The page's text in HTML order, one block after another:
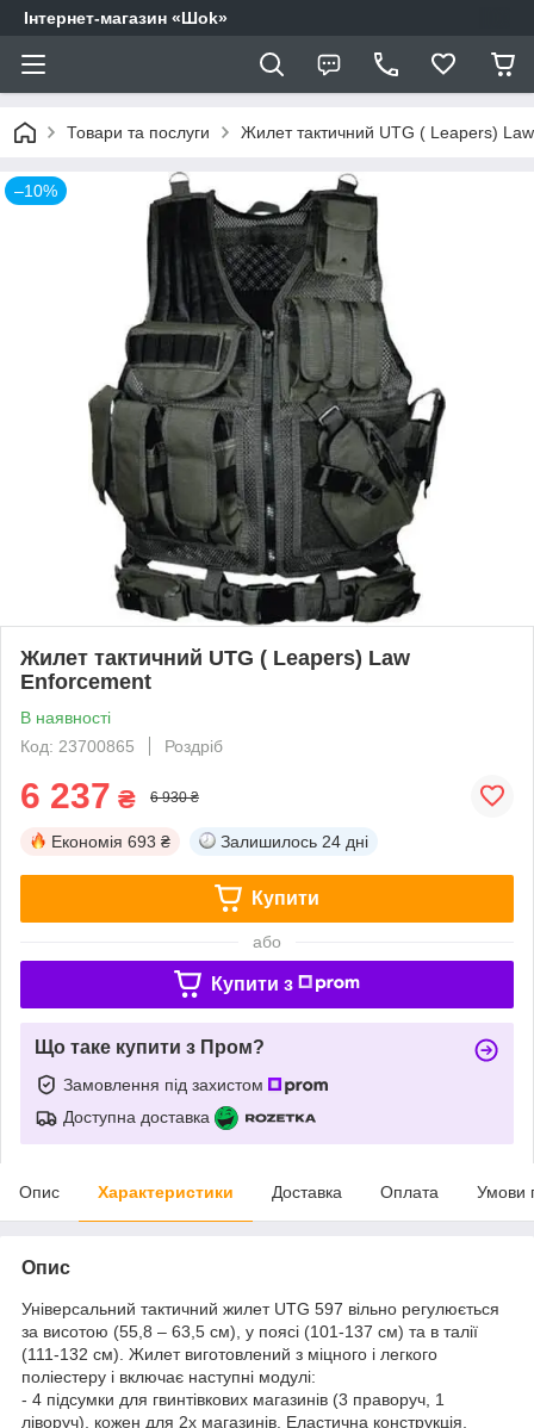
Інтернет-магазин «Шоk»
Товари та послуги Жилет тактичний UTG ( Leapers)
–10%
Жилет тактичний UTG ( Leapers) Law
Enforcement
В наявності
Код: 23700865
Роздріб
6 237 ₴ 6 930 ₴
Економія 693 ₴ Залишилось 24 дні
Купити
або
Купити з
Що таке купити з Пром?
Замовлення під захистом
Доступна доставка
Опис Характеристики Доставка Оплата Умови
Опис
Універсальний тактичний жилет UTG 597 вільно регулюється
за висотою (55,8 – 63,5 см), у поясі (101-137 см) та в талії
(111-132 см). Жилет виготовлений з міцного і легкого
поліестеру і включає наступні модулі:
- 4 підсумки для гвинтівкових магазинів (3 праворуч, 1
ліворуч), кожен для 2х магазинів. Еластична конструкція,